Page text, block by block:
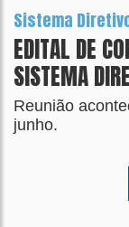
Sistema
EDITAL DE
SISTEMA
Reunião
junho.